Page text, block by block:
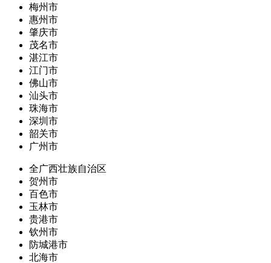
梅州市
惠州市
肇庆市
茂名市
湛江市
江门市
佛山市
汕头市
珠海市
深圳市
韶关市
广州市
全广西壮族自治区
贺州市
百色市
玉林市
贵港市
钦州市
防城港市
北海市